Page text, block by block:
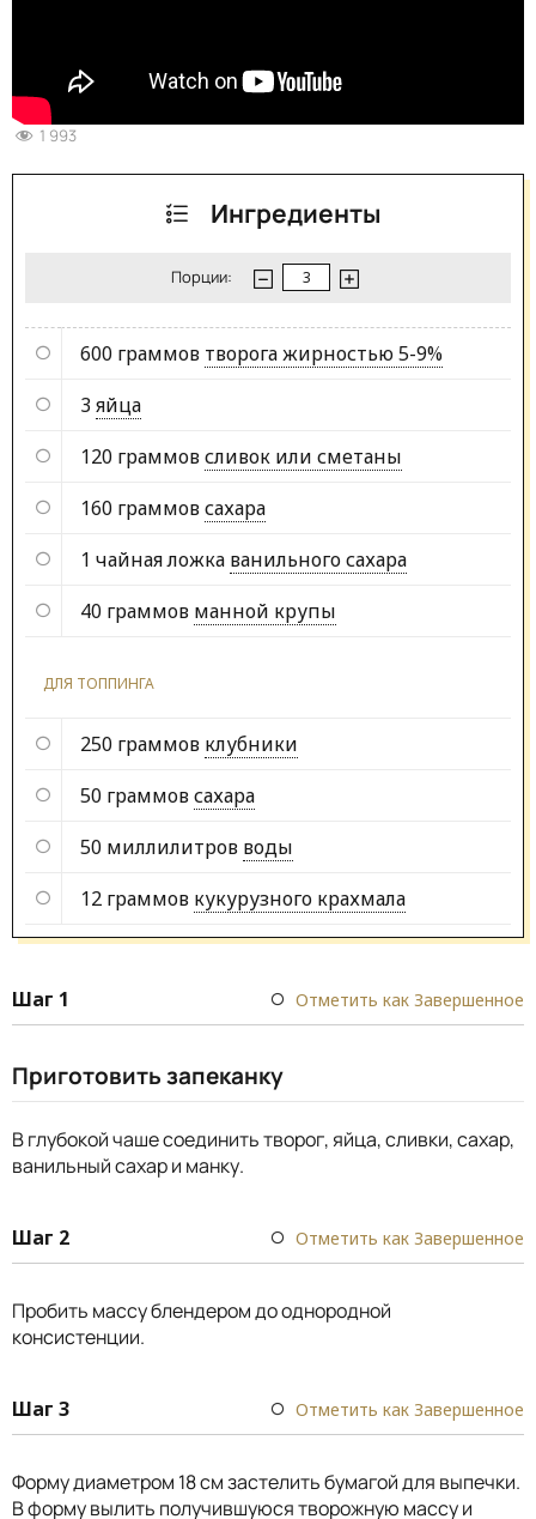
1 993
Ингредиенты
Порции:
600 граммов творога жирностью 5-9%
3 яйца
120 граммовсливок или сметаны
160 граммовсахара
1 чайная ложка ванильного сахара
40 граммов манной крупы
ДЛЯ ТОППИНГА
250 граммов клубники
50 граммовсахара
50 миллилитров воды
12 граммов кукурузного крахмала
Шаг 1 Отметить как Завершенное
Приготовить запеканку
В глубокой чаше соединить творог, яйца, сливки, сахар,
ванильный сахар и манку.
Шаг 2 Отметить как Завершенное
Пробить массу блендером до однородной
консистенции.
Шаг 3 Отметить как Завершенное
Форму диаметром 18 см застелить бумагой для выпечки.
В форму вылить получившуюся творожную массу и